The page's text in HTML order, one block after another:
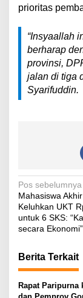
prioritas
“Insyaallah
berharap
provinsi,
jalan di tiga
Syarifuddin.
N
a
v
g
a
s
Pos sebelumnya
Mahasiswa
Keluhkan UKT
untuk 6 SKS:
secara Ekonomi”
Berita Terkait
Rapat Paripurna